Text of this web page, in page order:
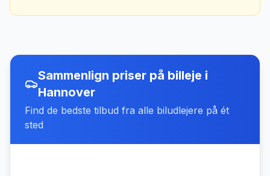
Sammenlign priser på billeje i
Hannover
Find de bedste tilbud fra alle biludlejere på ét
sted